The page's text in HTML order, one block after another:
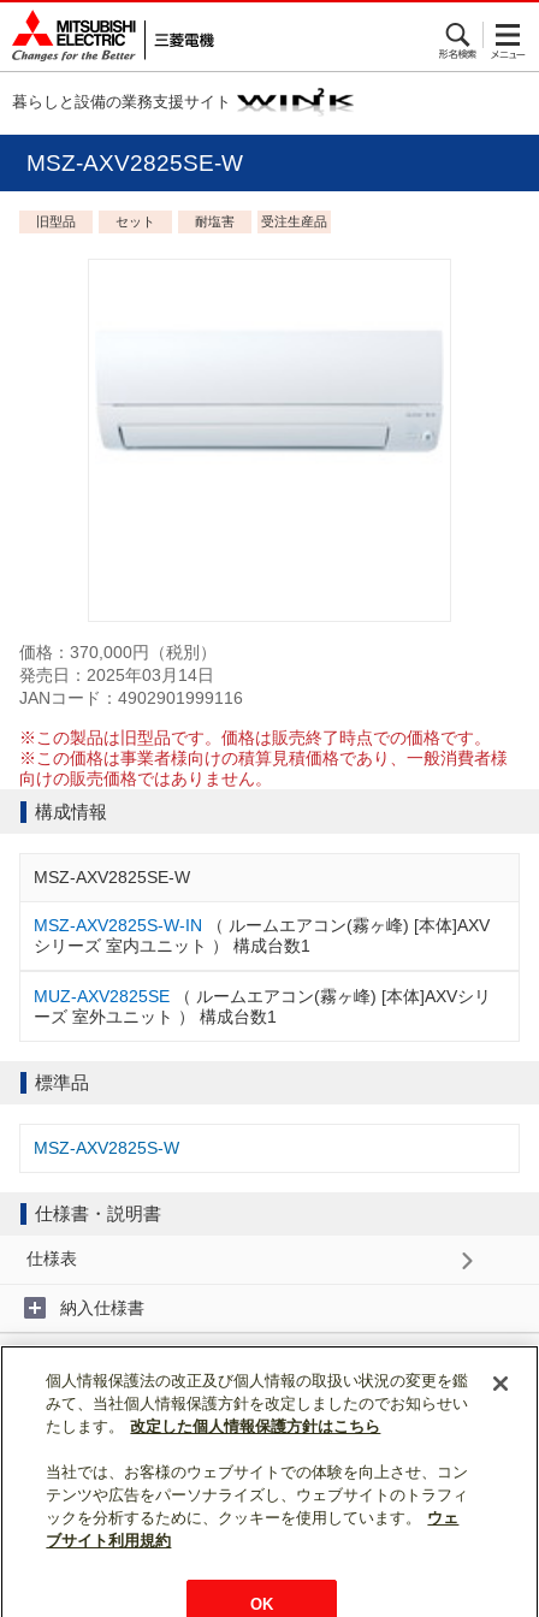
暮らしと設備の業務支援サイト
MSZ-AXV2825SE-W
旧型品 セット 耐塩害 受注生産品
価格：370,000円（税別）
発売日：2025年03月14日
JANコード：4902901999116
※この製品は旧型品です。価格は販売終了時点での価格です。
※この価格は事業者様向けの積算見積価格であり、一般消費者様
向けの販売価格ではありません。
構成情報
MSZ-AXV2825SE-W
MSZ-AXV2825S-W-IN
（ ルームエアコン(霧ヶ峰) [本体]AXV
シリーズ 室内ユニット ） 構成台数1
MUZ-AXV2825SE
（ ルームエアコン(霧ヶ峰) [本体]AXVシリ
ーズ 室外ユニット ） 構成台数1
標準品
MSZ-AXV2825S-W
仕様書・説明書
仕様表
納入仕様書
据付工事説明書
ページトップへ戻る
表示モード：
ウェブサイト利用規約
お問い合わせ
個人情報保護法の改正及び個人情報の取扱い状況の変更を鑑
みて、当社個人情報保護方針を改定しましたのでお知らせい
たします。
改定した個人情報保護方針はこちら
当社では、お客様のウェブサイトでの体験を向上させ、コン
テンツや広告をパーソナライズし、ウェブサイトのトラフィ
ックを分析するために、クッキーを使用しています。
ウェ
ブサイト利用規約
OK